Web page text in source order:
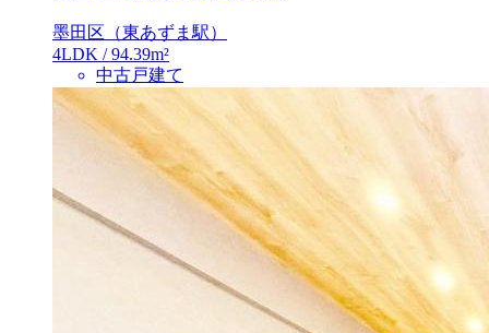
墨田区（東あずま駅）
4LDK / 94.39m²
中古戸建て